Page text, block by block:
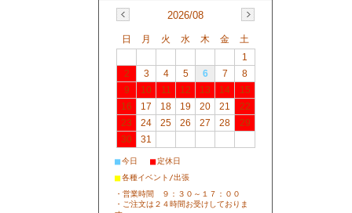
2026/08
日 月 火 水 木 金
土
1
2
3 4 5 6 7
8
9
10 11 12 13 14
15
16
17 18 19 20 21
22
23
24 25 26 27 28
29
30
31
■今日 ■定休日
■各種イベント/出張
・営業時間 ９：３０～１７：００
・ご注文は２４時間お受けしておりま